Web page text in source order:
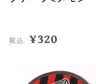
税込 ¥320